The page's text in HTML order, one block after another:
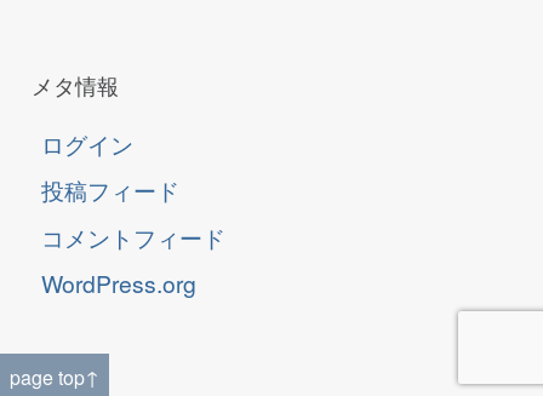
メタ情報
ログイン
投稿フィード
コメントフィード
WordPress.org
page top↑